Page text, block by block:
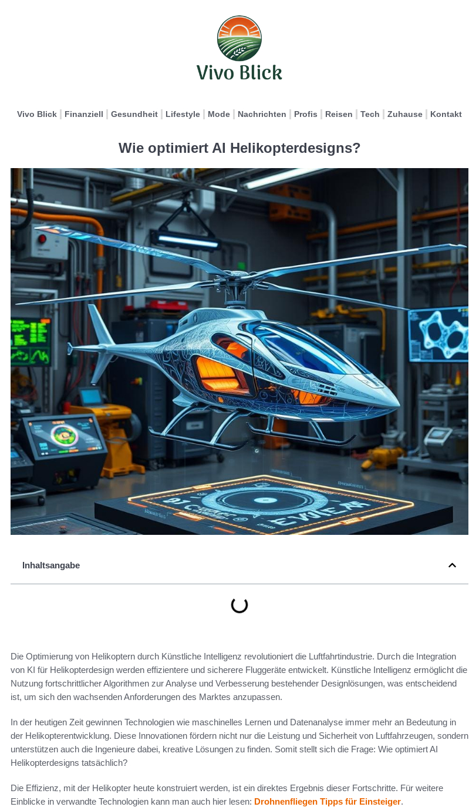
Vivo Blick Finanziell Gesundheit Lifestyle Mode Nachrichten Profis Reisen Tech Zuhause Kontakt
Wie optimiert AI Helikopterdesigns?
Inhaltsangabe
Die Optimierung von Helikoptern durch Künstliche Intelligenz revolutioniert die Luftfahrtindustrie. Durch die Integration
von KI für Helikopterdesign werden effizientere und sicherere Fluggeräte entwickelt. Künstliche Intelligenz ermöglicht die
Nutzung fortschrittlicher Algorithmen zur Analyse und Verbesserung bestehender Designlösungen, was entscheidend
ist, um sich den wachsenden Anforderungen des Marktes anzupassen.
In der heutigen Zeit gewinnen Technologien wie maschinelles Lernen und Datenanalyse immer mehr an Bedeutung in
der Helikopterentwicklung. Diese Innovationen fördern nicht nur die Leistung und Sicherheit von Luftfahrzeugen, sondern
unterstützen auch die Ingenieure dabei, kreative Lösungen zu finden. Somit stellt sich die Frage: Wie optimiert AI
Helikopterdesigns tatsächlich?
Die Effizienz, mit der Helikopter heute konstruiert werden, ist ein direktes Ergebnis dieser Fortschritte. Für weitere
Einblicke in verwandte Technologien kann man auch hier lesen: Drohnenfliegen Tipps für Einsteiger.